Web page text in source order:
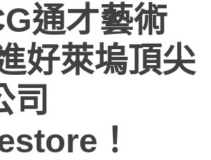
通才藝術
好萊塢頂尖
司
！